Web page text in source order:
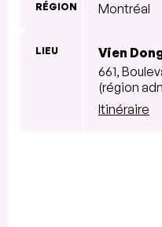
RÉGION Montréal
LIEU
Vien
661,
(région
Itinéraire